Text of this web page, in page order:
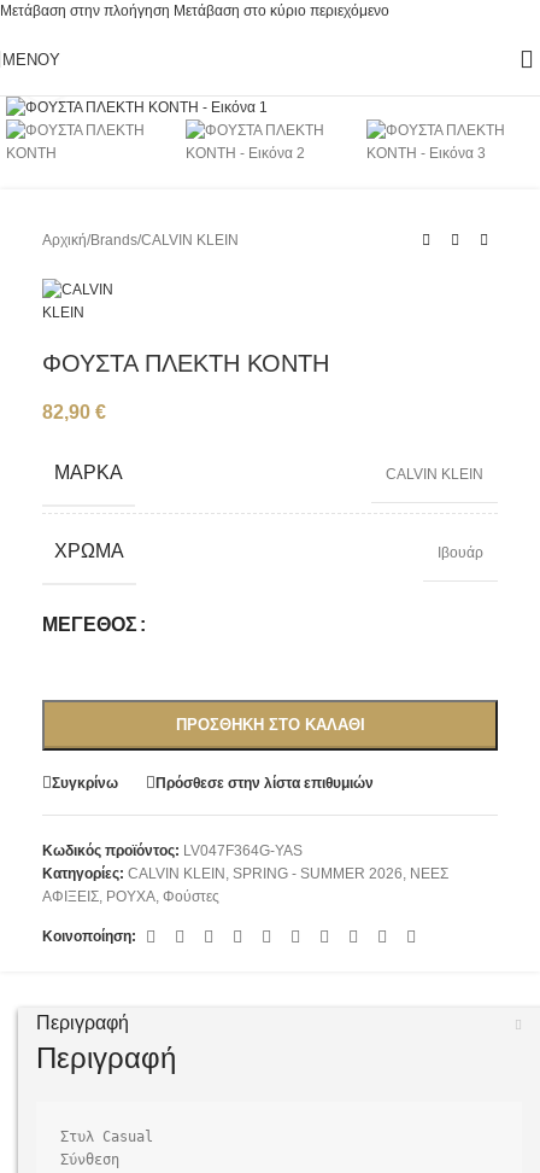
Μετάβαση στην πλοήγηση Μετάβαση στο κύριο περιεχόμενο
ΜΕΝΟΎ
Αρχική/Brands/CALVIN KLEIN
ΦΟΥΣΤΑ ΠΛΕΚΤΗ ΚΟΝΤΗ
82,90 €
ΜΆΡΚΑ CALVIN KLEIN
ΧΡΏΜΑ Iβουάρ
ΜΈΓΕΘΟΣ
ΠΡΟΣΘΉΚΗ ΣΤΟ ΚΑΛΆΘΙ
Συγκρίνω Πρόσθεσε στην λίστα επιθυμιών
Κωδικός προϊόντος: LV047F364G-YAS
Κατηγορίες: CALVIN KLEIN , SPRING - SUMMER 2026, ΝΕΕΣ
ΑΦΙΞΕΙΣ, ΡΟΥΧΑ, Φούστες
Κοινοποίηση:
Περιγραφή
Περιγραφή
Στυλ Casual
Σύνθεση